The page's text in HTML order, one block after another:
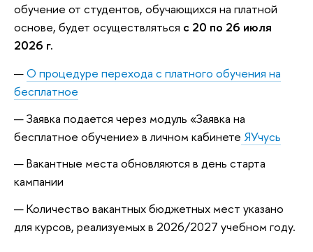
обучение от студентов, обучающихся на платной
основе, будет осуществляться с 20 по 26 июля
2026 г.
О процедуре перехода с платного обучения на
бесплатное
Заявка подается через модуль «Заявка на
бесплатное обучение» в личном кабинете ЯУчусь
Вакантные места обновляются в день старта
кампании
Количество вакантных бюджетных мест указано
для курсов, реализуемых в 2026/2027 учебном году.